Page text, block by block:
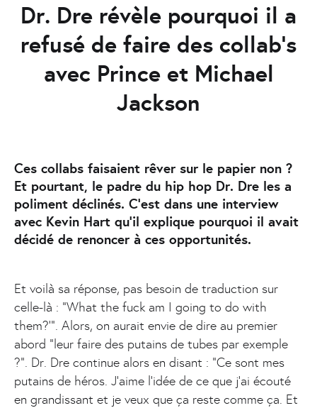
Dr. Dre révèle pourquoi il a
refusé de faire des collab’s
avec Prince et Michael
Jackson
Ces collabs faisaient rêver sur le papier non ?
Et pourtant, le padre du hip hop Dr. Dre les a
poliment déclinés. C’est dans une interview
avec Kevin Hart qu’il explique pourquoi il avait
décidé de renoncer à ces opportunités.
Et voilà sa réponse, pas besoin de traduction sur
celle-là : “What the fuck am I going to do with
them?’”. Alors, on aurait envie de dire au premier
abord “leur faire des putains de tubes par exemple
?”. Dr. Dre continue alors en disant : "Ce sont mes
putains de héros. J'aime l'idée de ce que j'ai écouté
en grandissant et je veux que ça reste comme ça. Et